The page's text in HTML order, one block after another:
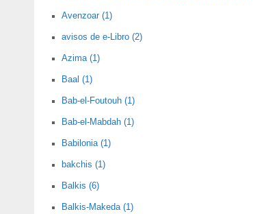
Avenzoar (1)
avisos de e-Libro (2)
Azima (1)
Baal (1)
Bab-el-Foutouh (1)
Bab-el-Mabdah (1)
Babilonia (1)
bakchis (1)
Balkis (6)
Balkis-Makeda (1)